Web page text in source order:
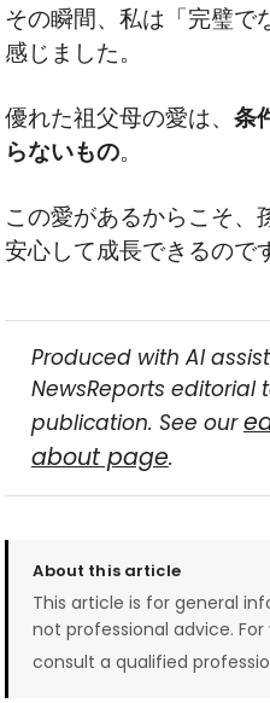
その瞬間、私は「完璧で
感じました。
優れた祖父母の愛は、条
らないもの。
この愛があるからこそ、
安心して成長できるので
Produced with AI
NewsReports editorial
publication. See our
about page.
About this article
This article is for general
not professional advice.
consult a qualified